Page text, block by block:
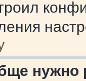
нужно